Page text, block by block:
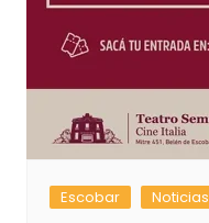
Escobar Noticias